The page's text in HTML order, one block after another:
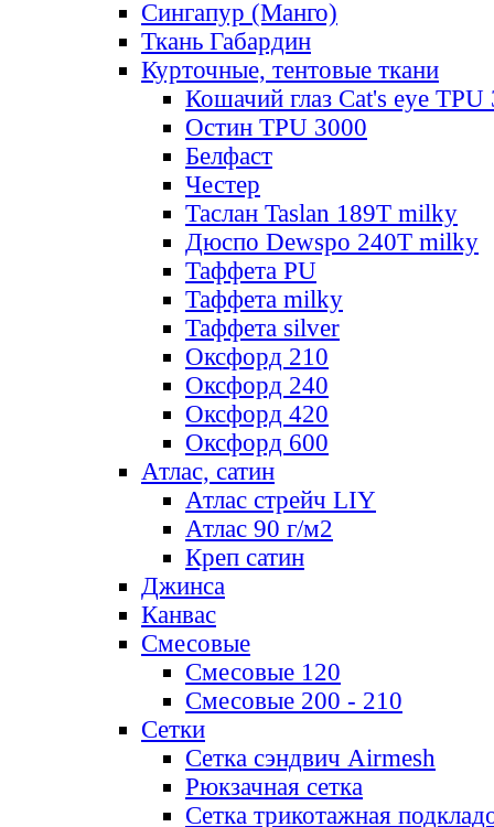
Сингапур (Манго)
Ткань Габардин
Курточные, тентовые ткани
Кошачий глаз Cat's eye TPU
Остин TPU 3000
Белфаст
Честер
Таслан Taslan 189T milky
Дюспо Dewspo 240T milky
Таффета PU
Таффета milky
Таффета silver
Оксфорд 210
Оксфорд 240
Оксфорд 420
Оксфорд 600
Атлас, сатин
Атлас стрейч LIY
Атлас 90 г/м2
Креп сатин
Джинса
Канвас
Смесовые
Смесовые 120
Смесовые 200 - 210
Сетки
Сетка сэндвич Airmesh
Рюкзачная сетка
Сетка трикотажная